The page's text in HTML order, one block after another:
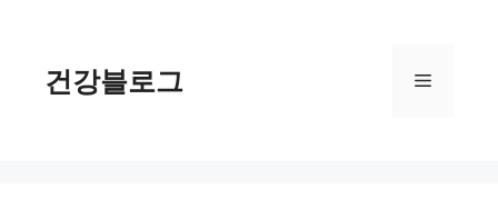
건강블로그 메